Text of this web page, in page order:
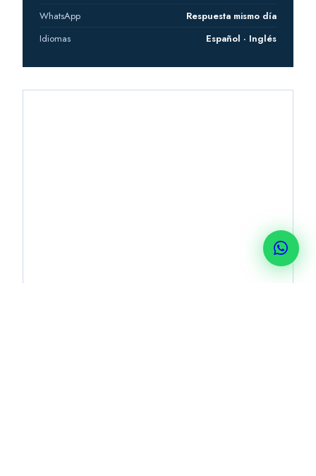
WhatsApp
Respuesta mismo día
Idiomas
Español · Inglés